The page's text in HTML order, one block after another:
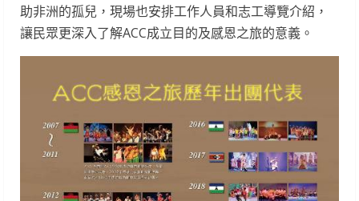
助非洲的孤兒，現場也安排工作人員和志工導覽介紹，
讓民眾更深入了解ACC成立目的及感恩之旅的意義。